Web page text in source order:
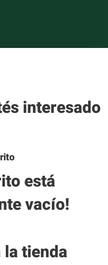
interesado
está
vacío!
la tienda